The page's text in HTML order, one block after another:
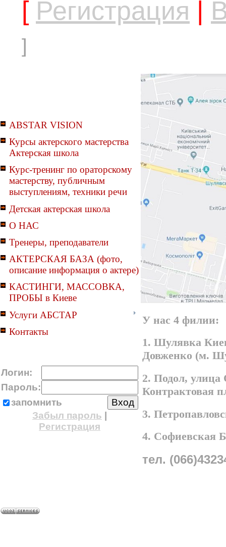
[ Регистрация |
]
ABSTAR VISION
Курсы актерского мастерства
Актерская школа
Курс-тренинг по ораторскому
мастерству, публичным
выступлениям, техники речи
Детская актерская школа
О НАС
Тренеры, преподаватели
АКТЕРСКАЯ БАЗА (фото,
описание информация о актере)
КАСТИНГИ, МАССОВКА,
ПРОБЫ в Киеве
Услуги АБСТАР
Контакты
Логин:
Пароль:
запомнить
Забыл пароль
Регистрация
У нас 4 филии:
1. Шулявка
Довженко (м.
2. Подол,
Контрактовая
3.
4. Софиевская
тел.